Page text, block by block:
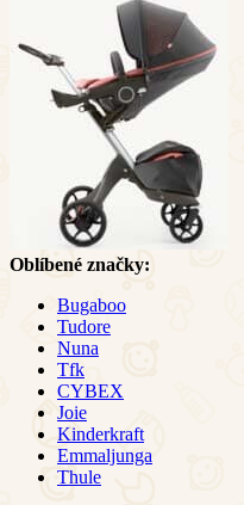
Oblíbené značky:
Bugaboo
Tudore
Nuna
Tfk
CYBEX
Joie
Kinderkraft
Emmaljunga
Thule